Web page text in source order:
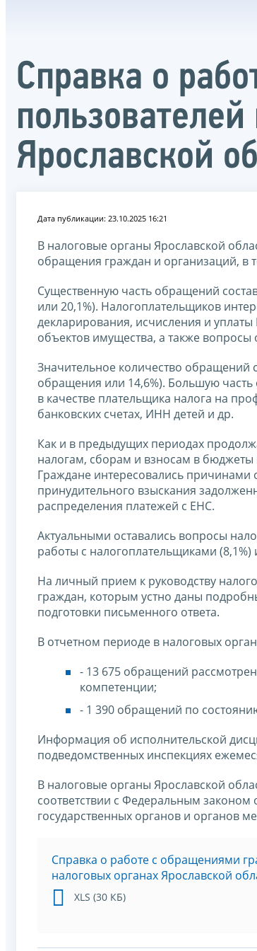
Справка о
Ярославской
Дата публикации: 23.10.2025 16:21
В налоговые органы Ярославской
обращения граждан и организаций, в
Существенную часть обращений
или 20,1%). Налогоплательщиков
декларирования, исчисления и
объектов имущества, а также
Значительное количество обращений
обращения или 14,6%). Большую
в качестве плательщика налога на
банковских счетах, ИНН детей и др.
Как и в предыдущих периодах
налогам, сборам и взносам в
Граждане интересовались
принудительного взыскания
распределения платежей с ЕНС.
Актуальными оставались вопросы
работы с налогоплательщиками (8,1%)
На личный прием к руководству
граждан, которым устно даны
подготовки письменного ответа.
В отчетном периоде в налоговых
- 13 675 обращений
компетенции;
- 1 390 обращений по
Информация об исполнительской
подведомственных инспекциях
В налоговые органы Ярославской
соответствии с Федеральным
государственных органов и органов
Справка о работе с обращениями
налоговых органах Ярославской
XLS (30 КБ)